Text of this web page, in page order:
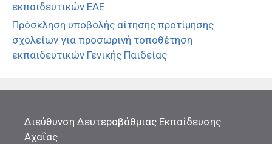
εκπαιδευτικών ΕΑΕ
Πρόσκληση υποβολής αίτησης προτίμησης
σχολείων για προσωρινή τοποθέτηση
εκπαιδευτικών Γενικής Παιδείας
Διεύθυνση Δευτεροβάθμιας Εκπαίδευσης
Αχαΐας